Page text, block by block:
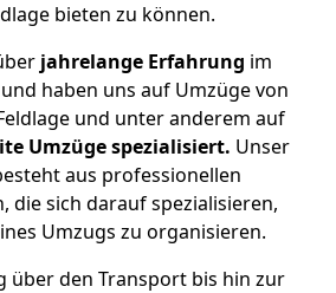
bieten zu können.
jahrelange Erfahrung im
haben uns auf Umzüge von
und unter anderem auf
Umzüge spezialisiert. Unser
aus professionellen
die sich darauf spezialisieren,
Umzugs zu organisieren.
über den Transport bis hin zur